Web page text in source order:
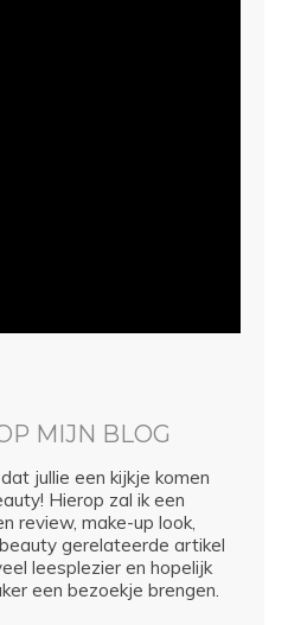
MIJN BLOG
jullie een kijkje komen
Hierop zal ik een
review, make-up look,
gerelateerde artikel
leesplezier en hopelijk
een bezoekje brengen.